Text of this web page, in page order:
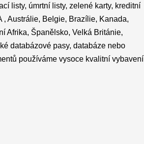
listy, úmrtní listy, zelené karty, kreditní
, Austrálie, Belgie, Brazílie, Kanada,
Afrika, Španělsko, Velká Británie,
databázové pasy, databáze nebo
používáme vysoce kvalitní vybavení